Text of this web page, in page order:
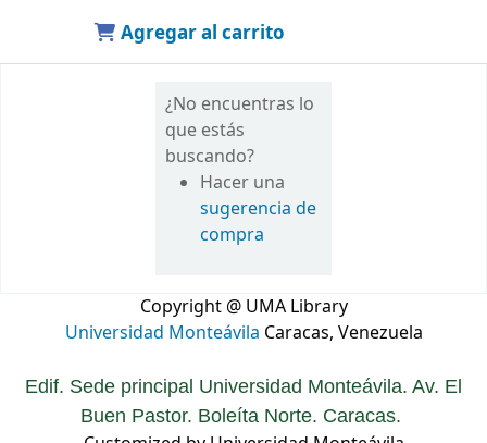
Agregar al carrito
¿No encuentras lo
que estás
buscando?
Hacer una
sugerencia de
compra
Copyright @ UMA Library
Universidad Monteávila Caracas, Venezuela
Edif. Sede principal Universidad Monteávila. Av. El
Buen Pastor. Boleíta Norte. Caracas.